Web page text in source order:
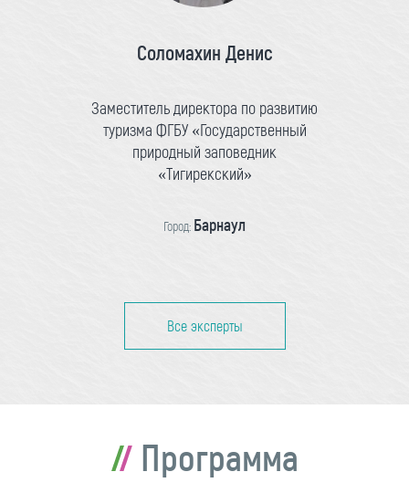
Соломахин Денис
Заместитель директора по развитию
туризма ФГБУ «Государственный
природный заповедник
«Тигирекский»
Город: Барнаул
Все эксперты
Программа